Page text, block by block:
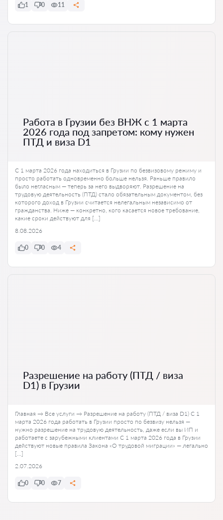
1 0 11
Работа в Грузии без ВНЖ с 1 марта
2026 года под запретом: кому нужен
ПТД и виза D1
С 1 марта 2026 года находиться в Грузии по безвизовому режиму и
просто работать одновременно больше нельзя. Раньше правило
было негласным — теперь за него выдворяют. Разрешение на
трудовую деятельность (ПТД) стало обязательным документом, без
которого доход в Грузии считается нелегальным независимо от
гражданства. Ниже — конкретно, кого касается новое требование,
какие сроки действуют для […]
8.08.2026
0 0 4
Разрешение на работу (ПТД / виза
D1) в Грузии
Главная → Все услуги → Разрешение на работу (ПТД / виза D1) С 1
марта 2026 года работать в Грузии просто по безвизу нельзя —
нужно разрешение на трудовую деятельность, даже если вы ИП и
работаете с зарубежными клиентами С 1 марта 2026 года в Грузии
действуют новые правила Закона «О трудовой миграции» — легально
[…]
2.07.2026
0 0 7